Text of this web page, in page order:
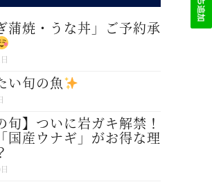
蒲焼・うな丼」ご予約承
い旬の魚
旬】ついに岩ガキ解禁！
国産ウナギ」がお得な理